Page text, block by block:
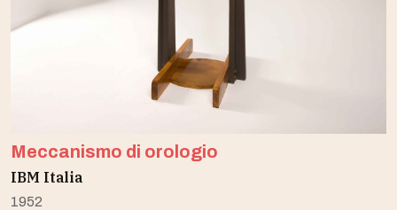
Meccanismo di orologio
IBM Italia
1952